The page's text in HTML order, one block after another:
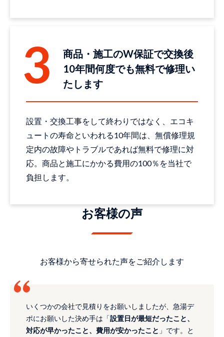
商品・施工のW保証で交換後
10年間何度でも無料で修理い
たします
設置・交換工事をして終わりではなく、エコキ
ュートの寿命といわれる10年間は、無償修理規
定内の故障やトラブルであれば無料で修理に対
応。商品と施工にかかる費用の100％を当社で
負担します。
お客様の声
お客様から寄せられた声をご紹介します
いくつかの会社で見積りをお願いしましたが、急湯デ
ポにお願いした決め手は「設置日が最短だったこと、
対応が早かったこと、費用が安かったこと 」です。と